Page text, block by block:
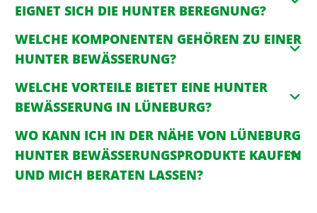
EIGNET SICH DIE HUNTER BEREGNUNG?
WELCHE KOMPONENTEN GEHÖREN ZU EINER
HUNTER BEWÄSSERUNG?
WELCHE VORTEILE BIETET EINE HUNTER
BEWÄSSERUNG IN LÜNEBURG?
WO KANN ICH IN DER NÄHE VON LÜNEBURG
HUNTER BEWÄSSERUNGSPRODUKTE KAUFEN
UND MICH BERATEN LASSEN?